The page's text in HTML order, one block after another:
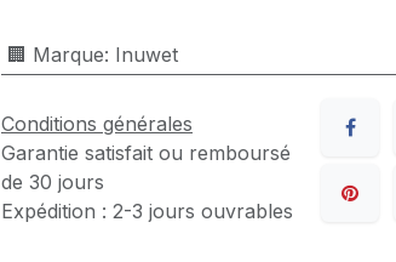
🏢 Marque: Inuwet
Conditions générales
Garantie satisfait ou remboursé
de 30 jours
Expédition : 2-3 jours ouvrables